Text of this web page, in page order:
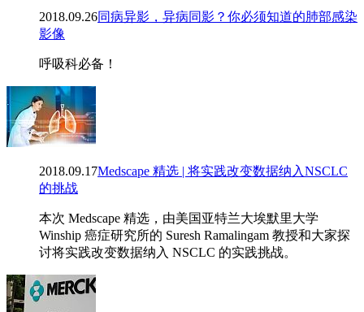
2018.09.26同病异影，异病同影？你必须知道的肺部感染
影像
呼吸科必备！
2018.09.17Medscape 精选 | 将实践改变数据纳入NSCLC
的挑战
本次 Medscape 精选，由美国亚特兰大埃默里大学
Winship 癌症研究所的 Suresh Ramalingam 教授和大家探
讨将实践改变数据纳入 NSCLC 的实践挑战​。